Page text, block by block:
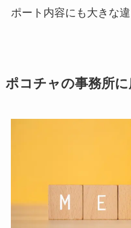
ポート内容にも大きな違
ポコチャの事務所